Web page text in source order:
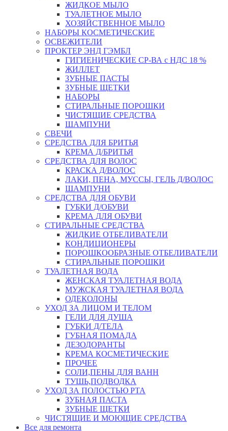
ЖИДКОЕ МЫЛО
ТУАЛЕТНОЕ МЫЛО
ХОЗЯЙСТВЕННОЕ МЫЛО
НАБОРЫ КОСМЕТИЧЕСКИЕ
ОСВЕЖИТЕЛИ
ПРОКТЕР ЭНД ГЭМБЛ
ГИГИЕНИЧЕСКИЕ СР-ВА с НДС 18 %
ЖИЛЛЕТ
ЗУБНЫЕ ПАСТЫ
ЗУБНЫЕ ЩЕТКИ
НАБОРЫ
СТИРАЛЬНЫЕ ПОРОШКИ
ЧИСТЯЩИЕ СРЕДСТВА
ШАМПУНИ
СВЕЧИ
СРЕДСТВА ДЛЯ БРИТЬЯ
КРЕМА Д/БРИТЬЯ
СРЕДСТВА ДЛЯ ВОЛОС
КРАСКА Д/ВОЛОС
ЛАКИ, ПЕНА, МУССЫ, ГЕЛЬ Д/ВОЛОС
ШАМПУНИ
СРЕДСТВА ДЛЯ ОБУВИ
ГУБКИ Д/ОБУВИ
КРЕМА ДЛЯ ОБУВИ
СТИРАЛЬНЫЕ СРЕДСТВА
ЖИДКИЕ ОТБЕЛИВАТЕЛИ
КОНДИЦИОНЕРЫ
ПОРОШКООБРАЗНЫЕ ОТБЕЛИВАТЕЛИ
СТИРАЛЬНЫЕ ПОРОШКИ
ТУАЛЕТНАЯ ВОДА
ЖЕНСКАЯ ТУАЛЕТНАЯ ВОДА
МУЖСКАЯ ТУАЛЕТНАЯ ВОДА
ОДЕКОЛОНЫ
УХОД ЗА ЛИЦОМ И ТЕЛОМ
ГЕЛИ ДЛЯ ДУША
ГУБКИ Д/ТЕЛА
ГУБНАЯ ПОМАДА
ДЕЗОДОРАНТЫ
КРЕМА КОСМЕТИЧЕСКИЕ
ПРОЧЕЕ
СОЛИ,ПЕНЫ ДЛЯ ВАНН
ТУШЬ,ПОДВОДКА
УХОД ЗА ПОЛОСТЬЮ РТА
ЗУБНАЯ ПАСТА
ЗУБНЫЕ ЩЕТКИ
ЧИСТЯЩИЕ И МОЮЩИЕ СРЕДСТВА
Все для ремонта